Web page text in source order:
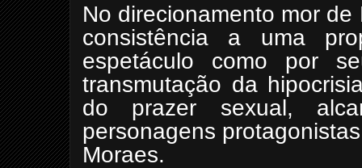
No direcionamento mor
consistência a uma
espetáculo como por
transmutação da
do prazer sexual,
personagens
Moraes.